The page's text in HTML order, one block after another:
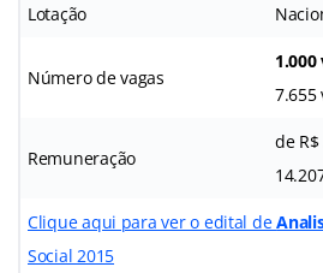
Lotação
Número de vagas
7.655
Remuneração
de
Clique aqui para ver o edital de
Social 2015